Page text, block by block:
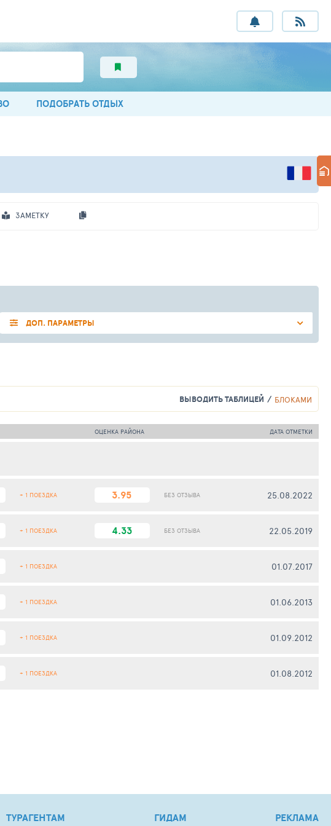
ПОДОБРАТЬ ОТДЫХ
ЗАМЕТКУ
ДОП. ПАРАМЕТРЫ
ВЫВОДИТЬ ТАБЛИЦЕЙ БЛОКАМИ
ОЦЕНКА РАЙОНА ДАТА ОТМЕТКИ
+ 1 ПОЕЗДКА 3.95 БЕЗ ОТЗЫВА 25.08.2022
+ 1 ПОЕЗДКА 4.33 БЕЗ ОТЗЫВА 22.05.2019
+ 1 ПОЕЗДКА 01.07.2017
+ 1 ПОЕЗДКА 01.06.2013
+ 1 ПОЕЗДКА 01.09.2012
+ 1 ПОЕЗДКА 01.08.2012
ТУРАГЕНТАМ ГИДАМ РЕКЛАМА